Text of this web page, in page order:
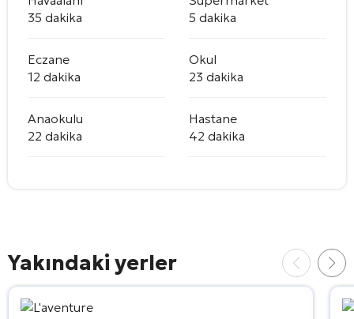
35 dakika
5 dakika
Eczane
12 dakika
Okul
23 dakika
Anaokulu
22 dakika
Hastane
42 dakika
Yakındaki yerler